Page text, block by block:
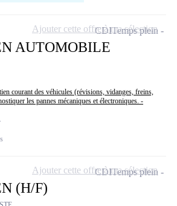
AUTOMOBILE
courant des véhicules (révisions, vidanges, freins,
les pannes mécaniques et électroniques. -
CDITemps plein
Ajouter cette offre à ma sélection
(H/F)
CDITemps plein
Ajouter cette offre à ma sélection